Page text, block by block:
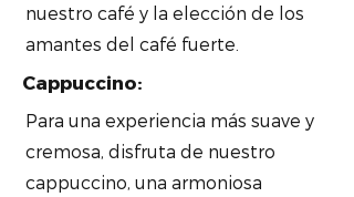
nuestro café y la elección de los
amantes del café fuerte.
Cappuccino:
Para una experiencia más suave y
cremosa, disfruta de nuestro
cappuccino, una armoniosa